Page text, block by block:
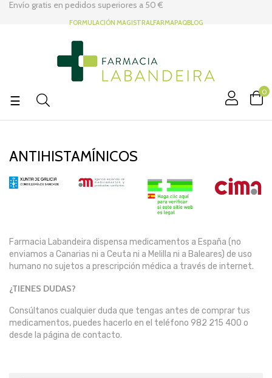
Envío gratis en pedidos superiores a 50 €
FORMULACIÓN MAGISTRALFARMAPAQBLOG
0
Navegación
palanca
☰
ANTIHISTAMÍNICOS
Farmacia Labandeira dispensa medicamentos a España (no
enviamos a Canarias ni a Ceuta ni a Melilla ni a Baleares) de uso
humano no sujetos a prescripción médica a través de internet.
¿TIENES DUDAS?
Consúltanos cualquier duda que tengas antes de comprar tus
medicamentos, puedes hacerlo en el teléfono 982 215 400 o
desde la página de contacto.